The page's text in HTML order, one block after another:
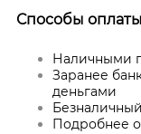
Способы оплаты
Наличными
Заранее
деньгами
Подробнее